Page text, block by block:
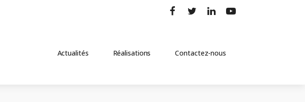
Actualités Réalisations Contactez-nous